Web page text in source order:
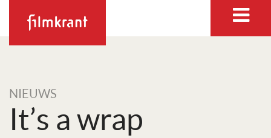
NIEUWS
It’s a wrap